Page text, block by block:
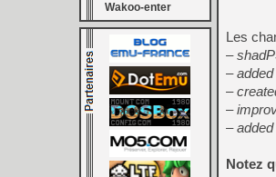
Wakoo-enter
Les
–
–
–
–
–
Notez